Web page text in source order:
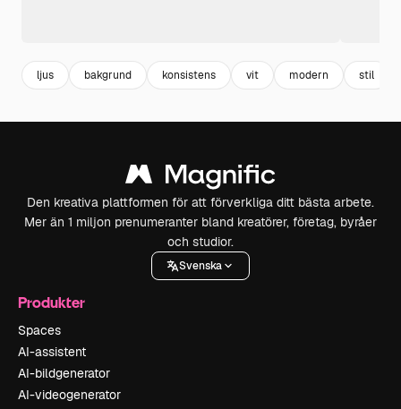
ljus bakgrund konsistens vit modern stil
Den kreativa plattformen för att förverkliga ditt bästa arbete.
Mer än 1 miljon prenumeranter bland kreatörer, företag, byråer
och studior.
Svenska
Produkter
Spaces
AI-assistent
AI-bildgenerator
AI-videogenerator